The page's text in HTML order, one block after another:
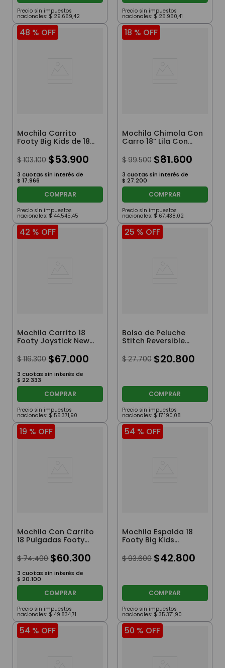
Precio sin impuestos
nacionales: $ 29.669,42
Precio sin impuestos
nacionales: $ 25.950,41
48 % OFF
Mochila Carrito
Footy Big Kids de 18
Negro
$ 103.100 $53.900
3 cuotas sin interés de
$ 17.966
COMPRAR
Precio sin impuestos
nacionales: $ 44.545,45
18 % OFF
Mochila Chimola Con
Carro 18” Lila Con
$ 99.500 $81.600
3 cuotas sin interés de
$ 27.200
COMPRAR
Precio sin impuestos
nacionales: $ 67.438,02
42 % OFF
Mochila Carrito 18
Footy Joystick New
Con Luz Led Color
Azul
$ 116.300 $67.000
3 cuotas sin interés de
$ 22.333
COMPRAR
Precio sin impuestos
nacionales: $ 55.371,90
25 % OFF
Bolso de Peluche
Stitch Reversible
$ 27.700 $20.800
COMPRAR
Precio sin impuestos
nacionales: $ 17.190,08
19 % OFF
Mochila Con Carrito
18 Pulgadas Footy
$ 74.400 $60.300
3 cuotas sin interés de
$ 20.100
COMPRAR
Precio sin impuestos
nacionales: $ 49.834,71
54 % OFF
Mochila Espalda 18
Footy Big Kids
Blanco
$ 93.600 $42.800
COMPRAR
Precio sin impuestos
nacionales: $ 35.371,90
54 % OFF 50 % OFF